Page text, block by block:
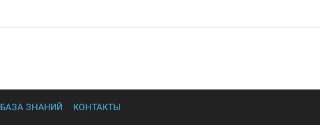
БАЗА ЗНАНИЙ КОНТАКТЫ